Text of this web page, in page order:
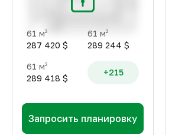
61 м2
287 420 $
61 м2
289 244 $
61 м2
289 418 $
+215
Запросить планировку